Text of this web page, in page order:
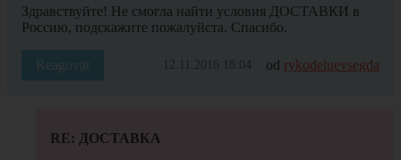
Здравствуйте! Не смогла найти условия ДОСТАВКИ в
Россию, подскажите пожалуйста. Спасибо.
Reagovat 12.11.2016 18:04 od rykodeluevsegda
RE: ДОСТАВКА